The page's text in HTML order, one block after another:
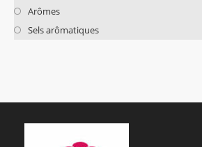
Arômes
Sels arômatiques